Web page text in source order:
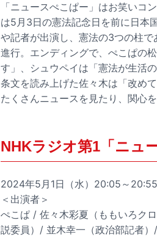
「ニュースぺこぱー」はお笑いコ
は5月3日の憲法記念日を前に日本
や記者が出演し、憲法の3つの柱
進行。エンディングで、ぺこぱの
す」、シュウペイは「憲法が生活
条文を読み上げた佐々木は「改め
たくさんニュースを見たり、関心
NHKラジオ第1「ニュ
2024年5月1日（水）20:05～
＜出演者＞
ぺこぱ / 佐々木彩夏（ももいろク
説委員）/ 並木幸一（政治部記者